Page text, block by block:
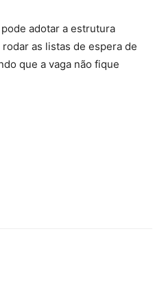
adotar a estrutura
as listas de espera de
que a vaga não fique